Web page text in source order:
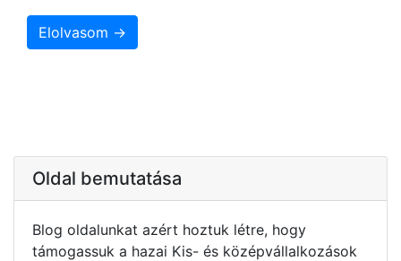
Elolvasom →
Oldal bemutatása
Blog oldalunkat azért hoztuk létre, hogy
támogassuk a hazai Kis- és középvállalkozások